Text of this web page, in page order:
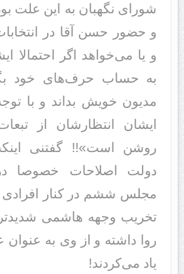
شورای نگهبان به این علت
و حضور حسن آقا در
و یا می‌خواهد اگر احتمالا
به حساب ‌حرف‌های خود
مدیون خویش بداند و با
ایشان انتظارشان از
روشن است»!! گفتنی
دولت اصلاحات خصوصا در
مجلس ششم در کنار افرادی
تخریب وجهه هاشمی
روا داشته و از وی به
یاد می‌کردند!